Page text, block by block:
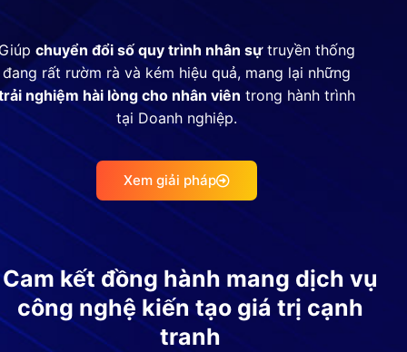
chuyển đổi số quy trình nhân sựtruyền thống
đang rất rườm rà và kém hiệu quả, mang lại những
nghiệm hài lòng cho nhân viên trong hành trình
tại Doanh nghiệp.
Xem giải pháp
Cam kết đồng hành mang dịch vụ
công nghệ kiến tạo giá trị cạnh
tranh